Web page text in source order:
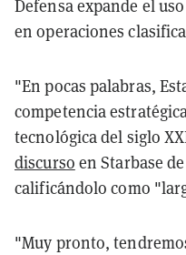
Defensa expande el
en operaciones
"En pocas palabras,
competencia
tecnológica del siglo
discurso en Starbase
calificándolo como
"Muy pronto,